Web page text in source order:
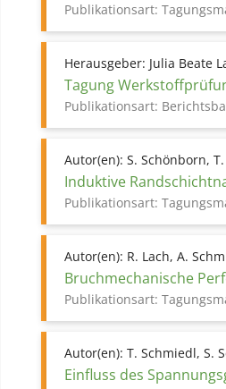
Publikationsart:
Herausgeber: Julia Beate
Tagung
Publikationsart:
Autor(en): S. Schönborn,
Induktive
Publikationsart:
Autor(en): R. Lach, A.
Bruchmechanische
Publikationsart:
Autor(en): T. Schmiedl, S.
Einfluss des